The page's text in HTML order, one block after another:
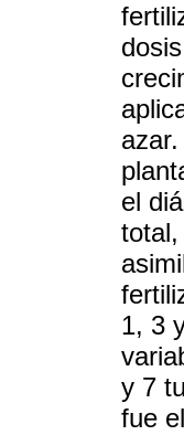
el
1, 3
y 7
fue